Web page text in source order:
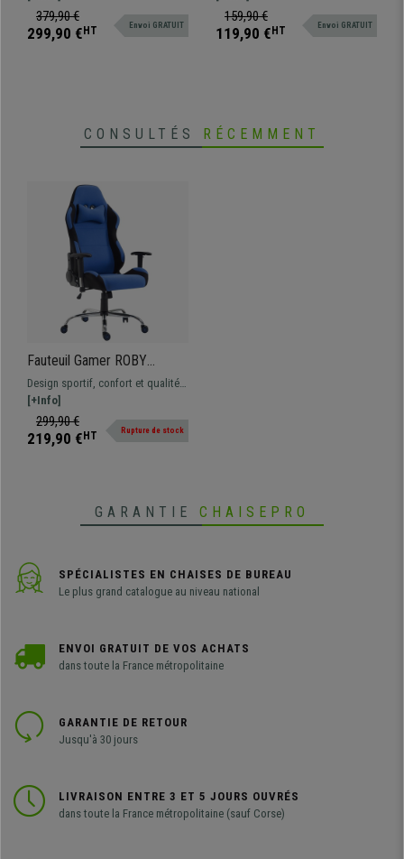
Ajustables
grâce à son rembourrage épais.
Tapissée en tissu de qualité.
379,90 €
299,90 € HT Envoi GRATUIT
en maille respirable disponible en
différentes couleurs.
159,90 €
119,90 € HT Envoi GRATUIT
CONSULTÉS RÉCEMMENT
Fauteuil Gamer ROBY
TISSU, Design Sportif et
Grand Confort, Bleu
Design sportif, confort et qualité :
ce sont les caractérisques
qu'offre le fauteuil Gamer modèle
ROBY TISSU. Vous vous laisserez
[+Info]
299,90 €
219,90 € HT Rupture de stock
GARANTIE CHAISEPRO
SPÉCIALISTES EN CHAISES DE BUREAU
Le plus grand catalogue au niveau national
ENVOI GRATUIT DE VOS ACHATS
dans toute la France métropolitaine
GARANTIE DE RETOUR
Jusqu'à 30 jours
LIVRAISON ENTRE 3 ET 5 JOURS OUVRÉS
dans toute la France métropolitaine (sauf Corse)